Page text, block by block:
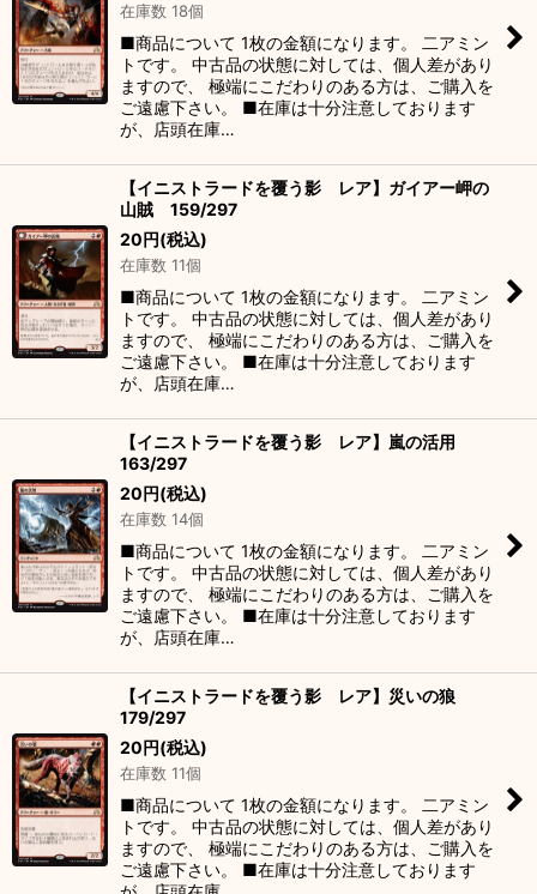
在庫数 18個
■商品について 1枚の金額になります。 二アミン
トです。 中古品の状態に対しては、個人差があり
ますので、 極端にこだわりのある方は、ご購入を
ご遠慮下さい。 ■在庫は十分注意しております
が、店頭在庫…
【イニストラードを覆う影 レア】ガイアー岬の
山賊 159/297
20円(税込)
在庫数 11個
■商品について 1枚の金額になります。 二アミン
トです。 中古品の状態に対しては、個人差があり
ますので、 極端にこだわりのある方は、ご購入を
ご遠慮下さい。 ■在庫は十分注意しております
が、店頭在庫…
【イニストラードを覆う影 レア】嵐の活用
163/297
20円(税込)
在庫数 14個
■商品について 1枚の金額になります。 二アミン
トです。 中古品の状態に対しては、個人差があり
ますので、 極端にこだわりのある方は、ご購入を
ご遠慮下さい。 ■在庫は十分注意しております
が、店頭在庫…
【イニストラードを覆う影 レア】災いの狼
179/297
20円(税込)
在庫数 11個
■商品について 1枚の金額になります。 二アミン
トです。 中古品の状態に対しては、個人差があり
ますので、 極端にこだわりのある方は、ご購入を
ご遠慮下さい。 ■在庫は十分注意しております